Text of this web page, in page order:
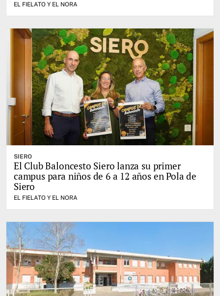
EL FIELATO Y EL NORA
SIERO
El Club Baloncesto Siero lanza su primer
campus para niños de 6 a 12 años en Pola de
Siero
EL FIELATO Y EL NORA